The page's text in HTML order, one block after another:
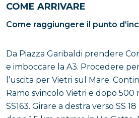
COME ARRIVARE
Come raggiungere il punto
Da Piazza Garibaldi prendere
e imboccare la A3. Procedere
l’uscita per Vietri sul Mare.
Ramo svincolo Vietri e dopo 500
SS163. Girare a destra verso SS